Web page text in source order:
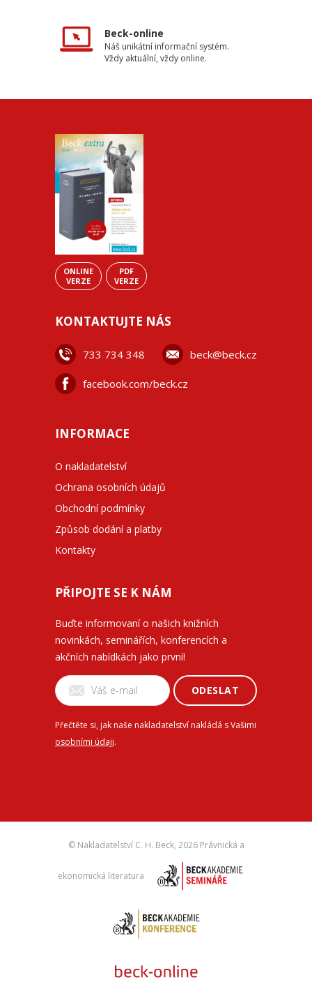
Beck-online
Náš unikátní informační systém.
Vždy aktuální, vždy online.
ONLINE
VERZE
PDF
VERZE
KONTAKTUJTE NÁS
733 734 348 beck@beck.cz
facebook.com/beck.cz
INFORMACE
O nakladatelství
Ochrana osobních údajů
Obchodní podmínky
Způsob dodání a platby
Kontakty
PŘIPOJTE SE K NÁM
Buďte informovaní o našich knižních
novinkách, seminářích, konferencích a
akčních nabídkách jako první!
ODESLAT
Přečtěte si, jak naše nakladatelství nakládá s Vašimi
osobními údaji.
© Nakladatelství C. H. Beck, 2026 Právnická a
ekonomická literatura